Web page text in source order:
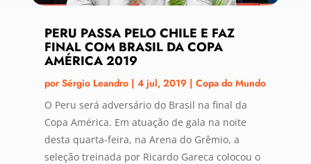
PERU PASSA PELO CHILE E FAZ
FINAL COM BRASIL DA COPA
AMÉRICA 2019
porSérgio Leandro| 4 jul, 2019| Copa do Mundo
O Peru será adversário do Brasil na final da
Copa América. Em atuação de gala na noite
desta quarta-feira, na Arena do Grêmio, a
seleção treinada por Ricardo Gareca colocou o